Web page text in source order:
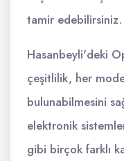
tamir edebilirsiniz.
Hasanbeyli'deki
çeşitlilik, her
bulunabilmesini
elektronik
gibi birçok farklı